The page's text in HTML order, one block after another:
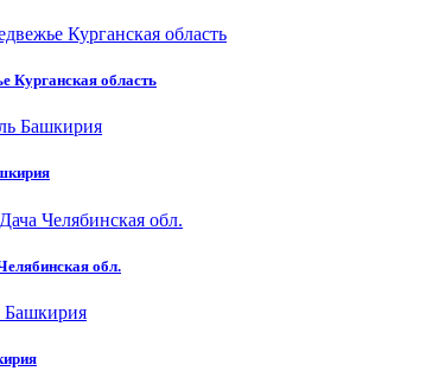
Курганская область
обл.